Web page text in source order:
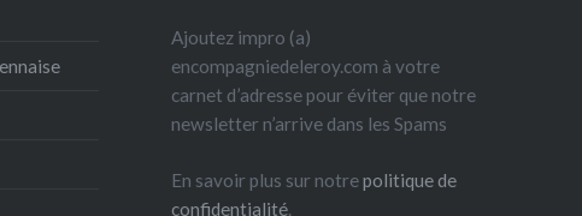
Ajoutez impro (a)
encompagniedeleroy.com à votre
carnet d’adresse pour éviter que notre
newsletter n’arrive dans les Spams
En savoir plus sur notrepolitique de
confidentialité.